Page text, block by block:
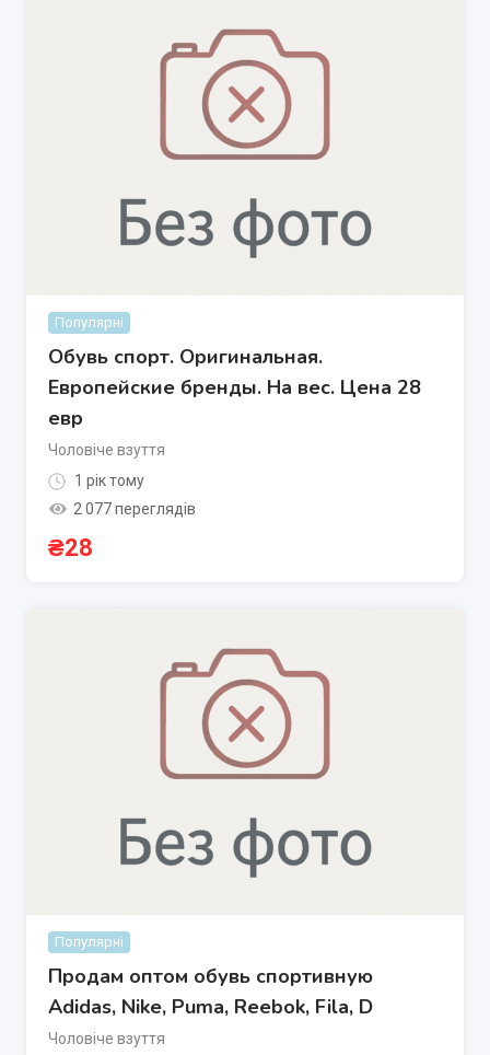
Популярні
Обувь спорт. Оригинальная.
Европейские бренды. На вес. Цена 28
евр
Чоловіче взуття
1 рік тому
2 077 переглядів
₴28
Популярні
Продам оптом обувь спортивную
Adidas, Nike, Puma, Reebok, Fila, D
Чоловіче взуття